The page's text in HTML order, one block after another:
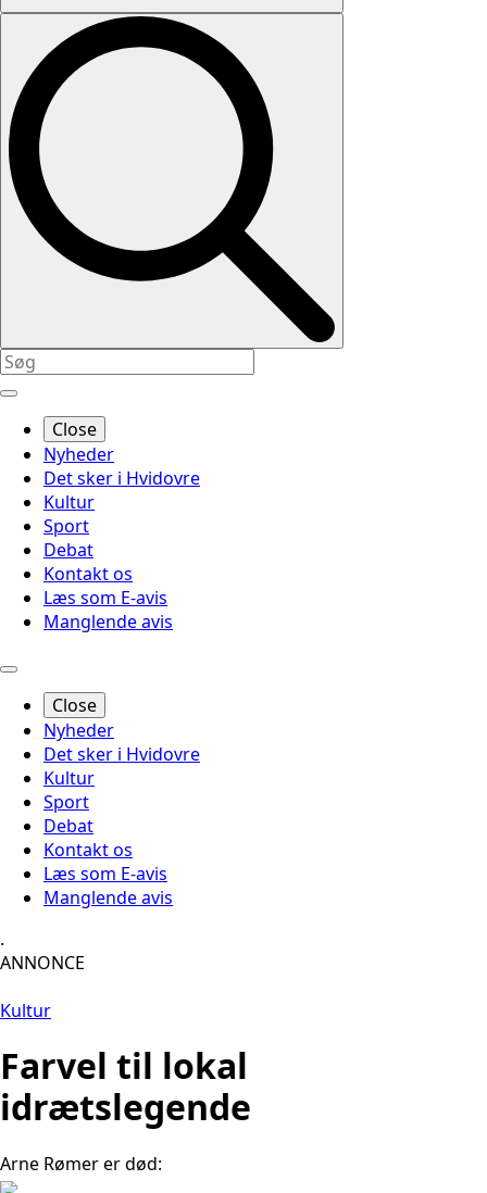
Close
Nyheder
Det sker i Hvidovre
Kultur
Sport
Debat
Kontakt os
Læs som E-avis
Manglende avis
Close
Nyheder
Det sker i Hvidovre
Kultur
Sport
Debat
Kontakt os
Læs som E-avis
Manglende avis
.
ANNONCE
Kultur
Farvel til lokal
idrætslegende
Arne Rømer er død: